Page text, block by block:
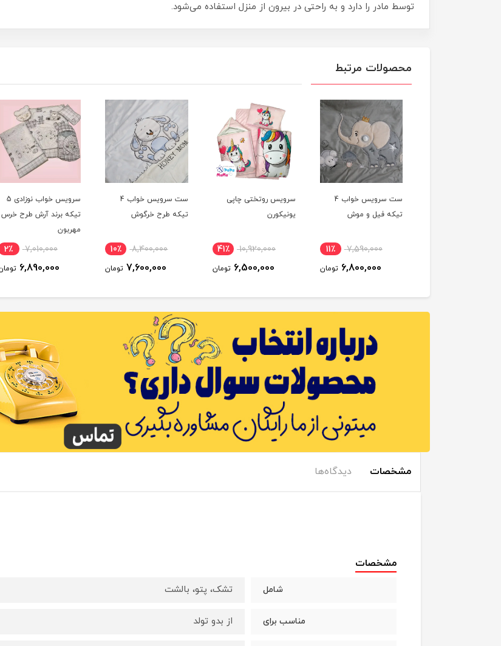
توسط مادر را دارد و به راحتی در بیرون از منزل استفاده می‌شود.
محصولات مرتبط
ست سرویس خواب 4
تیکه فیل و موش
7,590,000 11٪
6,800,000 تومان
سرویس روتختی چاپی
یونیکورن
10,920,000 41٪
6,500,000 تومان
ست سرویس خواب 4
تیکه طرح خرگوش
8,400,000 10٪
7,600,000 تومان
سرویس خواب نوزادی 5
تیکه برند آرش طرح خرس
مهربون
7,010,000 2٪
6,890,000
مشخصات دیدگاه‌ها
مشخصات
شامل تشک، پتو، بالشت
مناسب برای از بدو تولد